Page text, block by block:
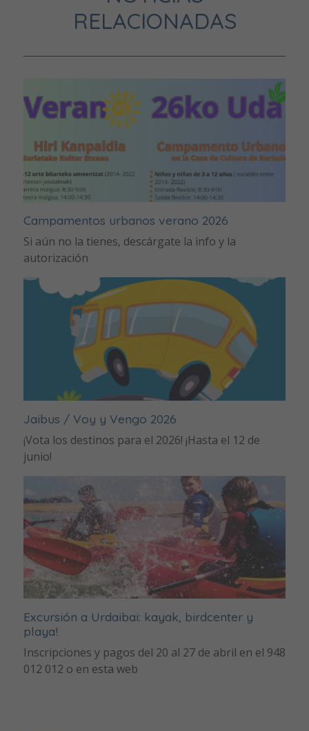
RELACIONADAS
Campamentos urbanos verano 2026
Si aún no la tienes, descárgate la info y la
autorización
Jaibus / Voy y Vengo 2026
¡Vota los destinos para el 2026! ¡Hasta el 12 de
junio!
Excursión a Urdaibai: kayak, birdcenter y
playa!
Inscripciones y pagos del 20 al 27 de abril en el 948
012 012 o en esta web